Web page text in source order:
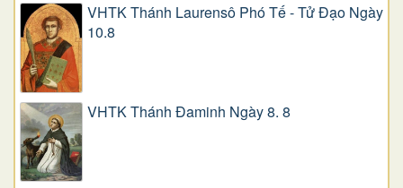
VHTK Thánh Laurensô Phó Tế - Tử Đạo Ngày
10.8
VHTK Thánh Đaminh Ngày 8. 8